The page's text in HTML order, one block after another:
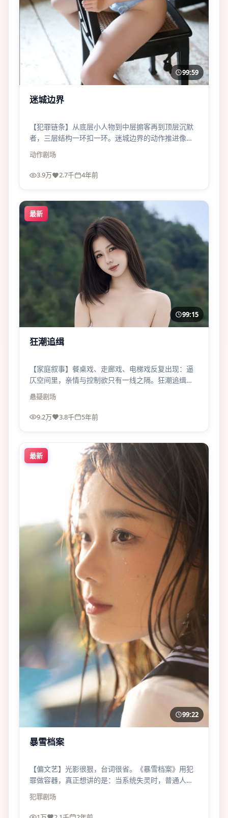
99:59
迷城边界
【犯罪链条】从底层小人物到中层掮客再到顶层沉默
者，三层结构一环扣一环。迷城边界的动作推进像剥
洋葱，辣眼睛。
动作剧场
3.9万 2.7千 4年前
最新
99:15
狂潮追缉
【家庭叙事】餐桌戏、走廊戏、电梯戏反复出现：逼
仄空间里，亲情与控制欲只有一线之隔。狂潮追缉的
压迫感来自“太近”。
悬疑剧场
9.2万 3.8千 5年前
最新
99:22
暴雪档案
【偏文艺】光影很狠，台词很省。《暴雪档案》用犯
罪做容器，真正想讲的是：当系统失灵时，普通人还
能守住哪一条底线？
犯罪剧场